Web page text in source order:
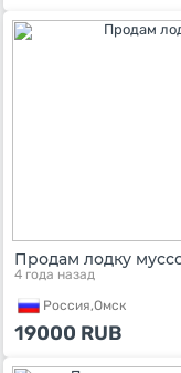
Продам лодку
4 года назад
Россия,Омск
19000 RUB